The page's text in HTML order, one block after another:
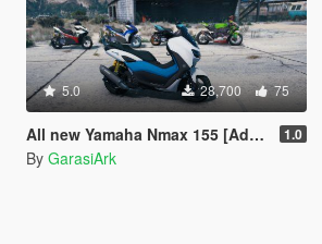
5.0 28,700 75
All new Yamaha Nmax 155 [Add-On | Tuning] 1.0
By GarasiArk